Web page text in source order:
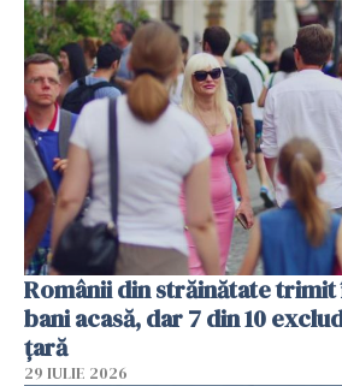
Românii din străinătate
bani acasă, dar 7 din 10
țară
29 IULIE 2026